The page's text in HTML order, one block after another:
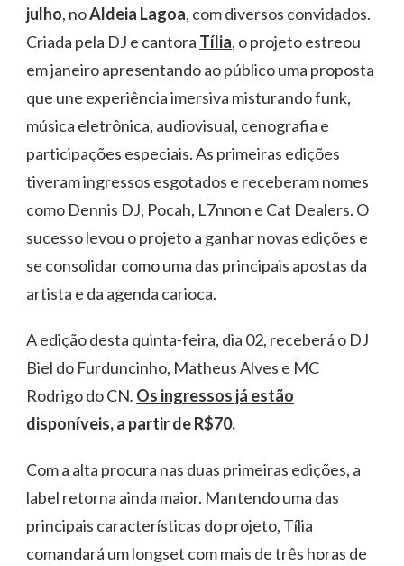
julho, noAldeia Lagoa, com diversos convidados.
Criada pela DJ e cantora Tília, o projeto estreou
em janeiro apresentando ao público uma proposta
que une experiência imersiva misturando funk,
música eletrônica, audiovisual, cenografia e
participações especiais. As primeiras edições
tiveram ingressos esgotados e receberam nomes
como Dennis DJ, Pocah, L7nnon e Cat Dealers. O
sucesso levou o projeto a ganhar novas edições e
se consolidar como uma das principais apostas da
artista e da agenda carioca.
A edição desta quinta-feira, dia 02, receberá o DJ
Biel do Furduncinho, Matheus Alves e MC
Rodrigo do CN. Os ingressos já estão
disponíveis, a partir de R$70.
Com a alta procura nas duas primeiras edições, a
label retorna ainda maior. Mantendo uma das
principais características do projeto, Tília
comandará um longset com mais de três horas de